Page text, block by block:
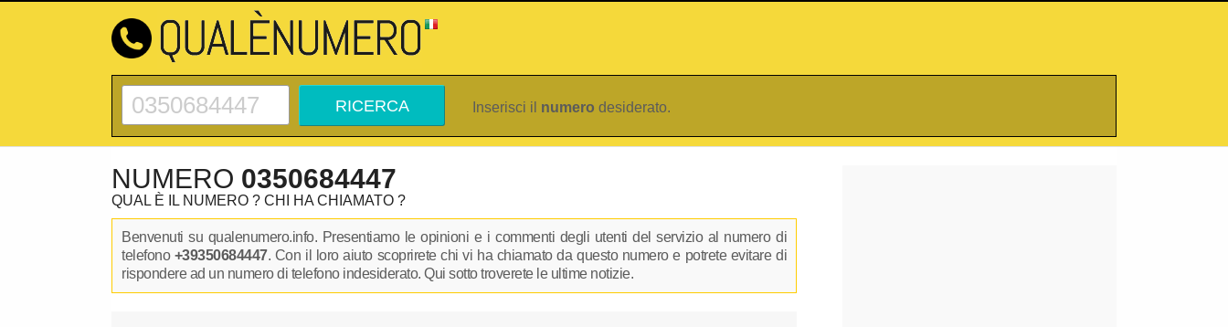
Inserisci il numero desiderato.
NUMERO 0350684447
QUAL È IL NUMERO ? CHI HA CHIAMATO ?
Benvenuti su qualenumero.info. Presentiamo le opinioni e i commenti degli utenti del servizio al numero di
telefono +39350684447. Con il loro aiuto scoprirete chi vi ha chiamato da questo numero e potrete evitare di
rispondere ad un numero di telefono indesiderato. Qui sotto troverete le ultime notizie.